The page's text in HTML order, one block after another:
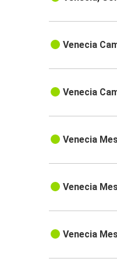
Venecia
Venecia
Venecia
Venecia
Venecia